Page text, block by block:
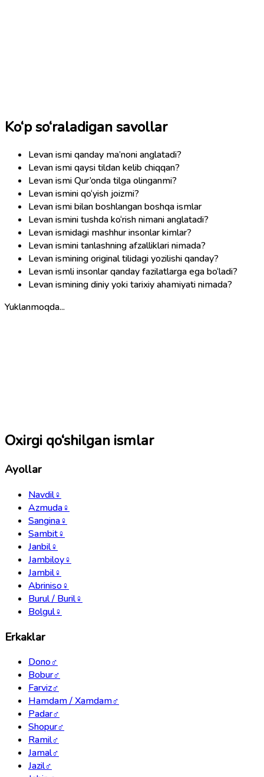
Ko‘p so‘raladigan savollar
Levan ismi qanday ma’noni anglatadi?
Levan ismi qaysi tildan kelib chiqqan?
Levan ismi Qur’onda tilga olinganmi?
Levan ismini qo‘yish joizmi?
Levan ismi bilan boshlangan boshqa ismlar
Levan ismini tushda ko‘rish nimani anglatadi?
Levan ismidagi mashhur insonlar kimlar?
Levan ismini tanlashning afzalliklari nimada?
Levan ismining original tilidagi yozilishi qanday?
Levan ismli insonlar qanday fazilatlarga ega bo‘ladi?
Levan ismining diniy yoki tarixiy ahamiyati nimada?
Yuklanmoqda...
Oxirgi qo‘shilgan ismlar
Ayollar
Navdil♀
Azmuda♀
Sangina♀
Sambit♀
Janbil♀
Jambiloy♀
Jambil♀
Abriniso♀
Burul / Buril♀
Bolgul♀
Erkaklar
Dono♂
Bobur♂
Farviz♂
Hamdam / Xamdam♂
Padar♂
Shopur♂
Ramil♂
Jamal♂
Jazil♂